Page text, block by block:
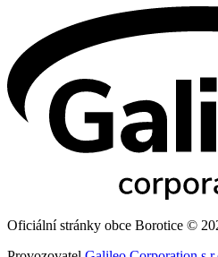
Oficiální stránky obce Borotice ©